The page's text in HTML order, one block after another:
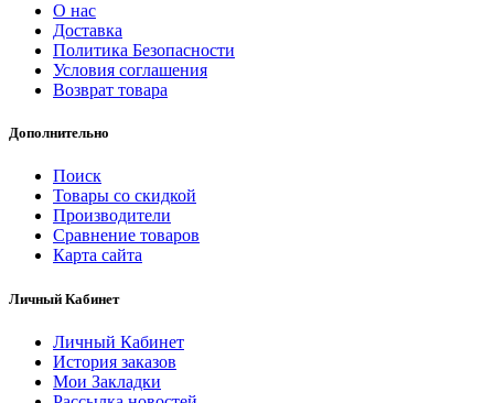
О нас
Доставка
Политика Безопасности
Условия соглашения
Возврат товара
Дополнительно
Поиск
Товары со скидкой
Производители
Сравнение товаров
Карта сайта
Личный Кабинет
Личный Кабинет
История заказов
Мои Закладки